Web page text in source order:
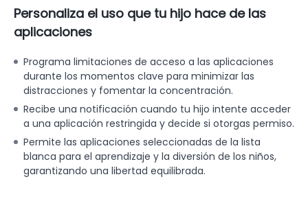
Personaliza el uso que tu hijo hace de las
aplicaciones
Programa limitaciones de acceso a las aplicaciones
durante los momentos clave para minimizar las
distracciones y fomentar la concentración.
Recibe una notificación cuando tu hijo intente acceder
a una aplicación restringida y decide si otorgas permiso.
Permite las aplicaciones seleccionadas de la lista
blanca para el aprendizaje y la diversión de los niños,
garantizando una libertad equilibrada.